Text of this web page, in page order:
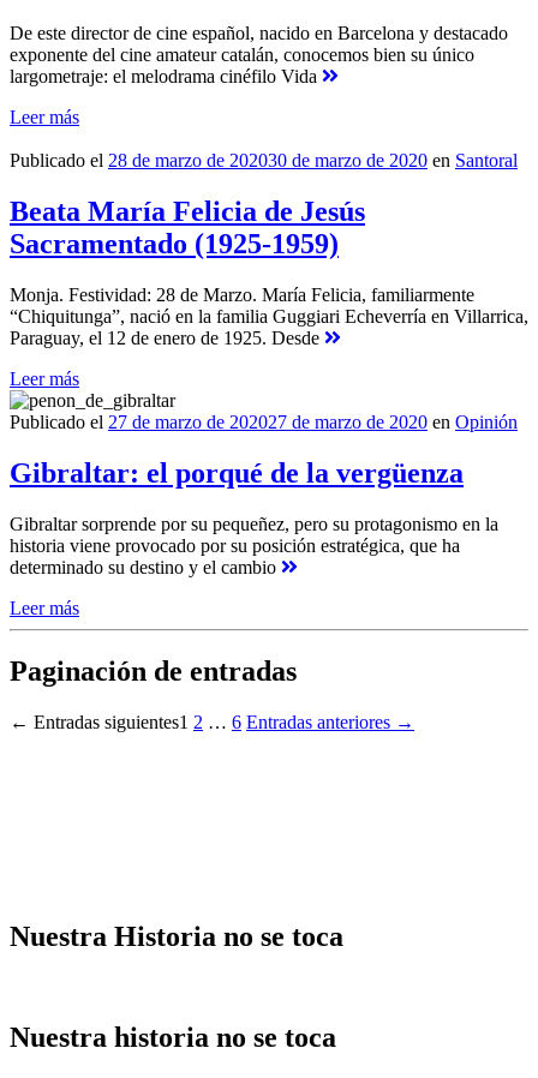
De este director de cine español, nacido en Barcelona y destacado
exponente del cine amateur catalán, conocemos bien su único
largometraje: el melodrama cinéfilo Vida
Leer más
Publicado el 28 de marzo de 202030 de marzo de 2020 en Santoral
Beata María Felicia de Jesús
Sacramentado (1925-1959)
Monja. Festividad: 28 de Marzo. María Felicia, familiarmente
“Chiquitunga”, nació en la familia Guggiari Echeverría en Villarrica,
Paraguay, el 12 de enero de 1925. Desde
Leer más
Publicado el 27 de marzo de 202027 de marzo de 2020 en Opinión
Gibraltar: el porqué de la vergüenza
Gibraltar sorprende por su pequeñez, pero su protagonismo en la
historia viene provocado por su posición estratégica, que ha
determinado su destino y el cambio
Leer más
Paginación de entradas
← Entradas siguientes1 2 … 6 Entradas anteriores →
Nuestra Historia no se toca
Nuestra historia no se toca